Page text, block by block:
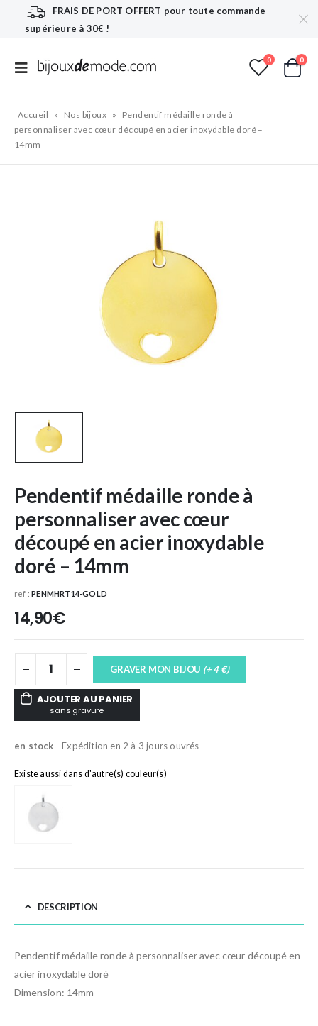
FRAIS DE PORT OFFERT pour toute commande
supérieure à 30€ !
0 0
Accueil » Nos bijoux »
Pendentif médaille ronde à
personnaliser avec cœur découpé en acier inoxydable doré –
14mm
Pendentif médaille ronde à
personnaliser avec cœur
découpé en acier inoxydable
doré – 14mm
ref :PENMHRT14-GOLD
14,90€
GRAVER MON BIJOU (+ 4 €)
AJOUTER AU PANIER
sans gravure
en stock - Expédition en 2 à 3 jours ouvrés
Existe aussi dans d'autre(s) couleur(s)
DESCRIPTION
Pendentif médaille ronde à personnaliser avec cœur découpé en
acier inoxydable doré
Dimension: 14mm